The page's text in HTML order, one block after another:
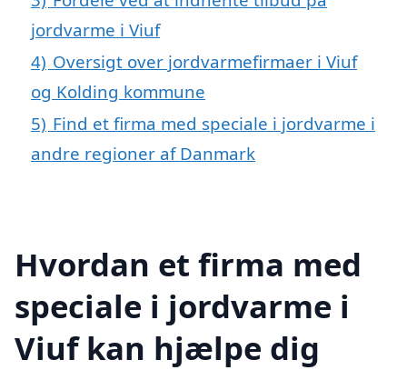
jordvarme i Viuf
4) Oversigt over jordvarmefirmaer i Viuf
og Kolding kommune
5) Find et firma med speciale i jordvarme i
andre regioner af Danmark
Hvordan et firma med
speciale i jordvarme i
Viuf kan hjælpe dig